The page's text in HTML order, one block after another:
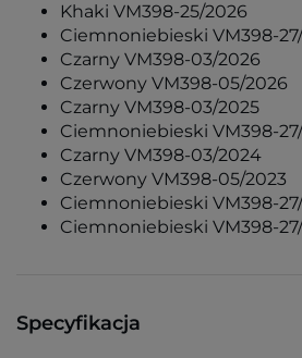
Khaki VM398-25/2026
Ciemnoniebieski VM398-
Czarny VM398-03/2026
Czerwony VM398-05/2026
Czarny VM398-03/2025
Ciemnoniebieski VM398-
Czarny VM398-03/2024
Czerwony VM398-05/2023
Ciemnoniebieski VM398-
Ciemnoniebieski VM398-
Specyfikacja